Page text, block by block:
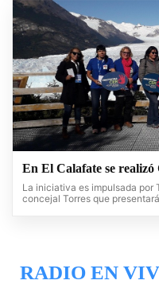
En El Calafate se
La iniciativa es impulsada por
concejal Torres que
RADIO EN